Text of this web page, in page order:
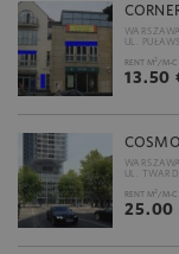
WARSZAWA
UL.
RENT M2 /M-C
13.50
WARSZAWA
UL.
RENT M2 /M-C
25.00